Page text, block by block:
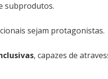
subprodutos.
sejam protagonistas.
, capazes de